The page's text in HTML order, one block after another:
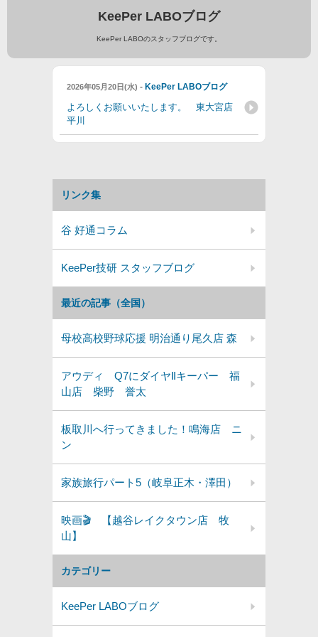
KeePer LABOブログ
KeePer LABOのスタッフブログです。
2026年05月20日(水) - KeePer LABOブログ
よろしくお願いいたします。 東大宮店
平川
カテゴリー
KeePer LABOブログ
最近の記事（全国）
母校高校野球応援 明治通り尾久店 森
アウディ Q7にダイヤⅡキーパー 福
山店 柴野 誉太
板取川へ行ってきました！鳴海店 ニ
ン
家族旅行パート5（岐阜正木・澤田）
映画🎬 【越谷レイクタウン店 牧
山】
リンク集
谷 好通コラム
KeePer技研 スタッフブログ